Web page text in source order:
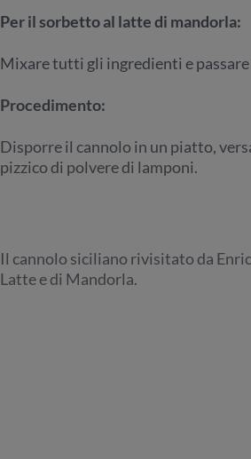
Per il sorbetto al latte di mandorla:
Mixare tutti gli ingredienti e
Procedimento:
Disporre il cannolo in un piatto,
pizzico di polvere di lamponi.
Il cannolo siciliano rivisitato da
Latte e di Mandorla.